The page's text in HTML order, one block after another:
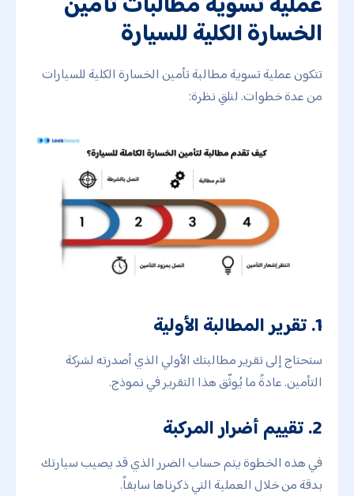
الخسارة الكلية للسيارة
تتكون عملية تسوية مطالبة تأمين الخسارة الكلية للسيارات
من عدة خطوات. لنلقِ نظرة:
1. تقرير المطالبة الأولية
ستحتاج إلى تقرير مطالبتك الأولي الذي أصدرته لشركة
التأمين. عادةً ما يُوثّق هذا التقرير في نموذج.
2. تقييم أضرار المركبة
في هذه الخطوة يتم حساب الضرر الذي قد يصيب سيارتك
بدقة من خلال العملية التي ذكرناها سابقاً.